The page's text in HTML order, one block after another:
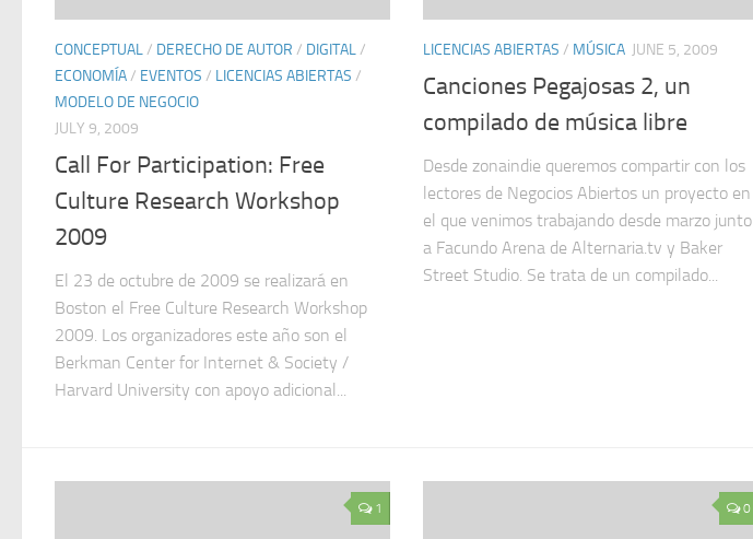
CONCEPTUAL/ DERECHO DE AUTOR / DIGITAL/
ECONOMÍA/ EVENTOS / LICENCIAS ABIERTAS /
MODELO DE NEGOCIO
JULY 9, 2009
Call For Participation: Free
Culture Research Workshop
2009
El 23 de octubre de 2009 se realizará en
Boston el Free Culture Research Workshop
2009. Los organizadores este año son el
Berkman Center for Internet & Society /
Harvard University con apoyo adicional...
LICENCIAS ABIERTAS / MÚSICA JUNE 5, 2009
Canciones Pegajosas 2, un
compilado de música libre
Desde zonaindie queremos compartir con los
lectores de Negocios Abiertos un proyecto en
el que venimos trabajando desde marzo junto
a Facundo Arena de Alternaria.tv y Baker
Street Studio. Se trata de un compilado...
1 0